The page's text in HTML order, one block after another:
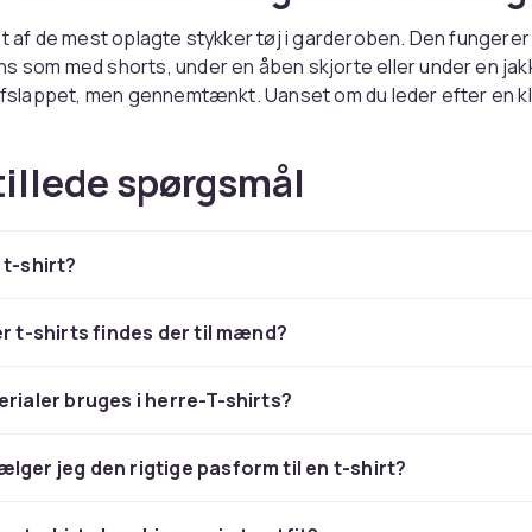
af de mest oplagte stykker tøj i garderoben. Den fungerer
som med shorts, under en åben skjorte eller under en
men gennemtænkt. Uanset om du leder efter en
basisvarer og T-shirts
shirt i sort, hvid, grå eller marineblå er et sikkert fundament
på. Den fungerer hele året rundt og kan nemt kombineres
med print, grafiske motiver, logoer og mønstre. Her
spørgsmål
t-shirt?
t-shirts findes der til mænd?
bruges i herre-T-shirts?
jeg den rigtige pasform til en t-shirt?